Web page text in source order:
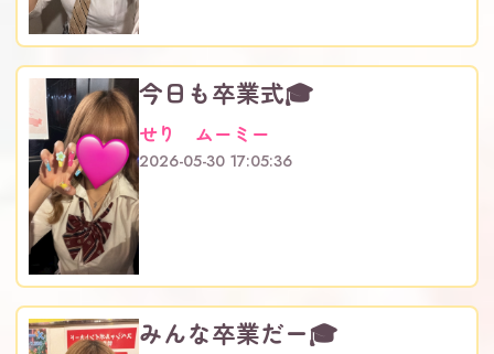
今日も卒業式🎓
せり ムーミー
2026-05-30 17:05:36
みんな卒業だー🎓